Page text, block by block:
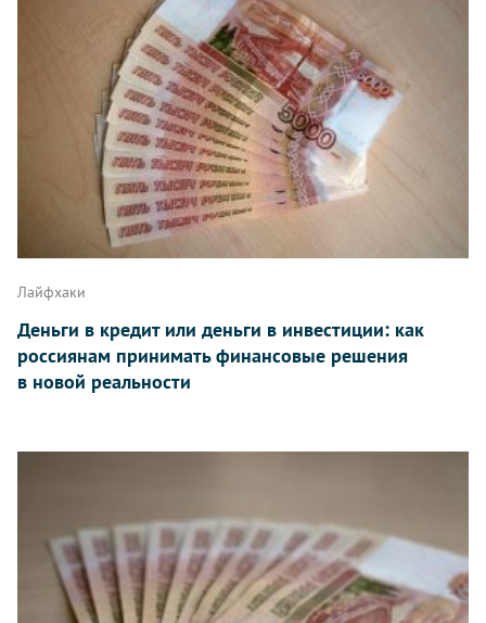
Лайфхаки
Деньги в кредит или деньги в инвестиции: как
россиянам принимать финансовые решения
в новой реальности